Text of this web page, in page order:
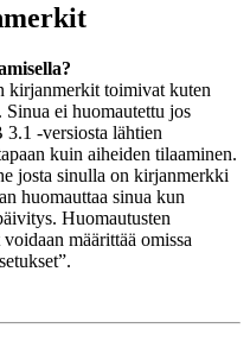
kirjanmerkit toimivat kuten
ei huomautettu jos
-versiosta lähtien
kuin aiheiden tilaaminen.
josta sinulla on kirjanmerkki
huomauttaa sinua kun
Huomautusten
määrittää omissa